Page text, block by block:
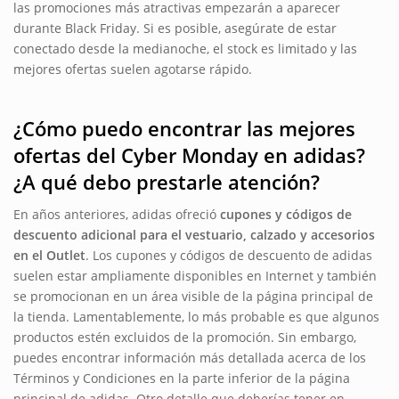
las promociones más atractivas empezarán a aparecer
durante Black Friday. Si es posible, asegúrate de estar
conectado desde la medianoche, el stock es limitado y las
mejores ofertas suelen agotarse rápido.
¿Cómo puedo encontrar las mejores
ofertas del Cyber Monday en adidas?
¿A qué debo prestarle atención?
En años anteriores, adidas ofreció cupones y códigos de
descuento adicional para el vestuario, calzado y accesorios
en el Outlet. Los cupones y códigos de descuento de adidas
suelen estar ampliamente disponibles en Internet y también
se promocionan en un área visible de la página principal de
la tienda. Lamentablemente, lo más probable es que algunos
productos estén excluidos de la promoción. Sin embargo,
puedes encontrar información más detallada acerca de los
Términos y Condiciones en la parte inferior de la página